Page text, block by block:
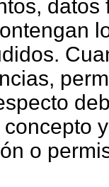
o